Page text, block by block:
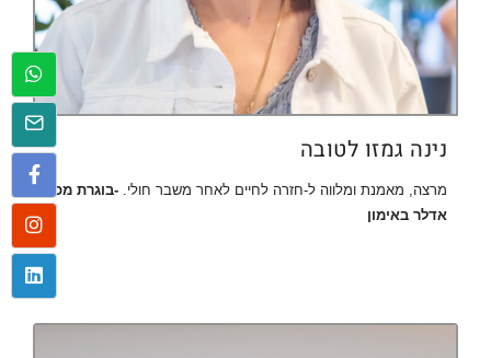
נינה גמזו לטובה
מרצה, מאמנת ומלווה ל-חזרה לחיים לאחר משבר חולי. -בוגרת מכון
אדלר באימון